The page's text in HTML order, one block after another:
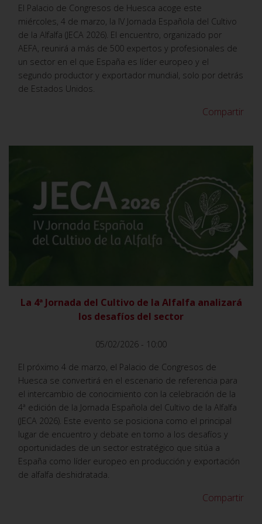
El Palacio de Congresos de Huesca acoge este
miércoles, 4 de marzo, la IV Jornada Española del Cultivo
de la Alfalfa (JECA 2026). El encuentro, organizado por
AEFA, reunirá a más de 500 expertos y profesionales de
un sector en el que España es líder europeo y el
segundo productor y exportador mundial, solo por detrás
de Estados Unidos.
Compartir
VER
La 4ª Jornada del Cultivo de la Alfalfa analizará
los desafíos del sector
05/02/2026 - 10:00
El próximo 4 de marzo, el Palacio de Congresos de
Huesca se convertirá en el escenario de referencia para
el intercambio de conocimiento con la celebración de la
4ª edición de la Jornada Española del Cultivo de la Alfalfa
(JECA 2026). Este evento se posiciona como el principal
lugar de encuentro y debate en torno a los desafíos y
oportunidades de un sector estratégico que sitúa a
España como líder europeo en producción y exportación
de alfalfa deshidratada.
Compartir